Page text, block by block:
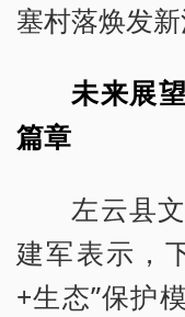
塞村落焕发新
未来展
篇章
左云县
建军表示，
+生态”保护